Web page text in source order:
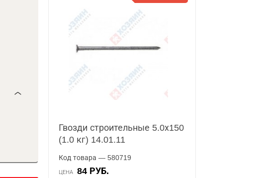
Гвозди строительные 5.0х150
(1.0 кг) 14.01.11
Код товара — 580719
ЦЕНА 84 РУБ.